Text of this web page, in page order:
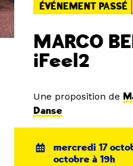
ÉVÉNEMENT PASSÉ
MARCO
iFeel2
Une proposition de
Danse
mercredi 17
octobre à 19h